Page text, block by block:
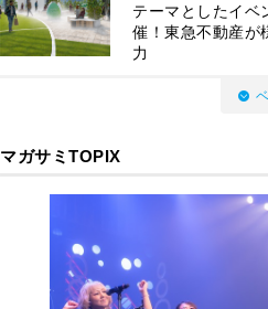
テーマとしたイベ
催！東急不動産が
力
マガサミTOPIX